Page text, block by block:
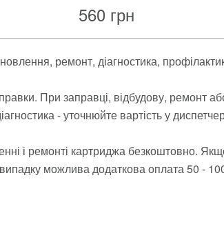
560 грн
ремонт діагностика
При заправці, відбудову, ремонт
- уточнюйте вартість у
і ремонті картриджа безкоштовно.
можлива додаткова оплата 50 -